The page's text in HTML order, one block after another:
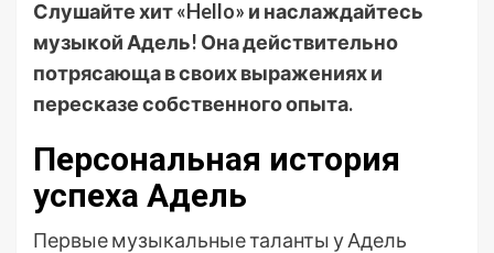
Слушайте хит «Hello» и наслаждайтесь
музыкой Адель! Она действительно
потрясающа в своих выражениях и
пересказе собственного опыта.
Персональная история
успеха Адель
Первые музыкальные таланты у Адель